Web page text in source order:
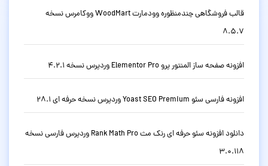
قالب فروشگاهی چندمنظوره وودمارت WoodMart ووکامرس نسخه
8.5.7
افزونه صفحه ساز المنتور پرو Elementor Pro وردپرس نسخه 4.2.1
افزونه فارسی سئو Yoast SEO Premium وردپرس نسخه حرفه ای 28.1
دانلود افزونه سئو حرفه ای رنک مث Rank Math Pro وردپرس فارسی نسخه
3.0.118